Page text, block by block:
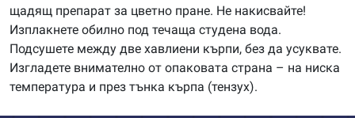
щадящ препарат за цветно пране. Не накисвайте!
Изплакнете обилно под течаща студена вода.
Подсушете между две хавлиени кърпи, без да усуквате.
Изгладете внимателно от опаковата страна – на ниска
температура и през тънка кърпа (тензух).